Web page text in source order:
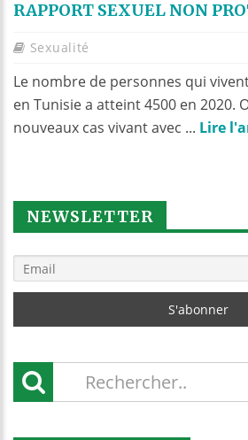
RAPPORT SEXUEL NON
Sexualité
Le nombre de personnes qui
en Tunisie a atteint 4500 en 2020.
nouveaux cas vivant avec ... Lire
NEWSLETTER